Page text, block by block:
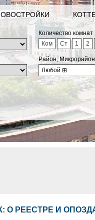
Количество комнат
Ком
Ст 1 2
Район,
Любой ⊞
О РЕЕСТРЕ И